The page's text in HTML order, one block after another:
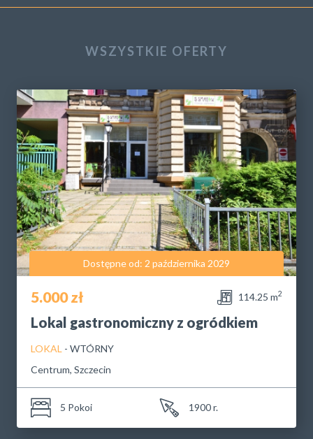
WSZYSTKIE OFERTY
Dostępne od: 2 października 2029
5.000 zł 114.25 m2
Lokal gastronomiczny z ogródkiem
LOKAL - WTÓRNY
Centrum, Szczecin
5 Pokoi 1900 r.